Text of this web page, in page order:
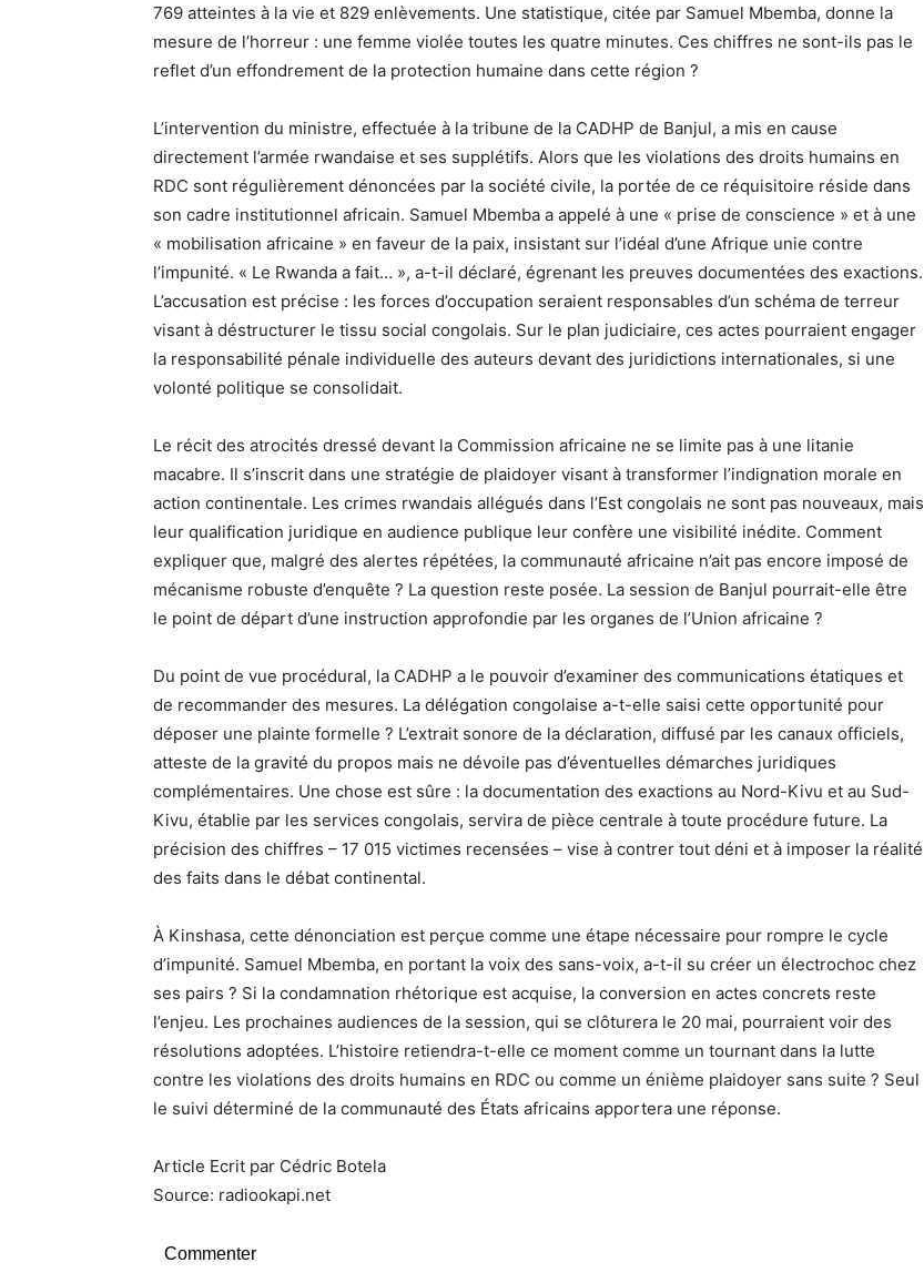
769 atteintes à la vie et 829 enlèvements. Une statistique, citée par Samuel Mbemba, donne la
mesure de l’horreur : une femme violée toutes les quatre minutes. Ces chiffres ne sont-ils pas le
reflet d’un effondrement de la protection humaine dans cette région ?
L’intervention du ministre, effectuée à la tribune de la CADHP de Banjul, a mis en cause
directement l’armée rwandaise et ses supplétifs. Alors que les violations des droits humains en
RDC sont régulièrement dénoncées par la société civile, la portée de ce réquisitoire réside dans
son cadre institutionnel africain. Samuel Mbemba a appelé à une « prise de conscience » et à une
« mobilisation africaine » en faveur de la paix, insistant sur l’idéal d’une Afrique unie contre
l’impunité. « Le Rwanda a fait… », a-t-il déclaré, égrenant les preuves documentées des exactions.
L’accusation est précise : les forces d’occupation seraient responsables d’un schéma de terreur
visant à déstructurer le tissu social congolais. Sur le plan judiciaire, ces actes pourraient engager
la responsabilité pénale individuelle des auteurs devant des juridictions internationales, si une
volonté politique se consolidait.
Le récit des atrocités dressé devant la Commission africaine ne se limite pas à une litanie
macabre. Il s’inscrit dans une stratégie de plaidoyer visant à transformer l’indignation morale en
action continentale. Les crimes rwandais allégués dans l’Est congolais ne sont pas nouveaux, mais
leur qualification juridique en audience publique leur confère une visibilité inédite. Comment
expliquer que, malgré des alertes répétées, la communauté africaine n’ait pas encore imposé de
mécanisme robuste d’enquête ? La question reste posée. La session de Banjul pourrait-elle être
le point de départ d’une instruction approfondie par les organes de l’Union africaine ?
Du point de vue procédural, la CADHP a le pouvoir d’examiner des communications étatiques et
de recommander des mesures. La délégation congolaise a-t-elle saisi cette opportunité pour
déposer une plainte formelle ? L’extrait sonore de la déclaration, diffusé par les canaux officiels,
atteste de la gravité du propos mais ne dévoile pas d’éventuelles démarches juridiques
complémentaires. Une chose est sûre : la documentation des exactions au Nord-Kivu et au Sud-
Kivu, établie par les services congolais, servira de pièce centrale à toute procédure future. La
précision des chiffres – 17 015 victimes recensées – vise à contrer tout déni et à imposer la réalité
des faits dans le débat continental.
À Kinshasa, cette dénonciation est perçue comme une étape nécessaire pour rompre le cycle
d’impunité. Samuel Mbemba, en portant la voix des sans-voix, a-t-il su créer un électrochoc chez
ses pairs ? Si la condamnation rhétorique est acquise, la conversion en actes concrets reste
l’enjeu. Les prochaines audiences de la session, qui se clôturera le 20 mai, pourraient voir des
résolutions adoptées. L’histoire retiendra-t-elle ce moment comme un tournant dans la lutte
contre les violations des droits humains en RDC ou comme un énième plaidoyer sans suite ? Seul
le suivi déterminé de la communauté des États africains apportera une réponse.
Article Ecrit par Cédric Botela
Source: radiookapi.net
Commenter